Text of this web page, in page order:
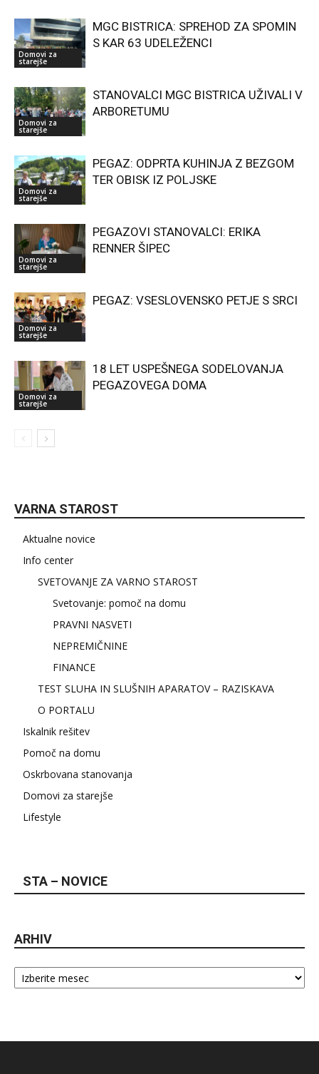
Domovi za
starejše
MGC BISTRICA: SPREHOD ZA SPOMIN
S KAR 63 UDELEŽENCI
Domovi za
starejše
STANOVALCI MGC BISTRICA UŽIVALI V
ARBORETUMU
Domovi za
starejše
PEGAZ: ODPRTA KUHINJA Z BEZGOM
TER OBISK IZ POLJSKE
Domovi za
starejše
PEGAZOVI STANOVALCI: ERIKA
RENNER ŠIPEC
Domovi za
starejše
PEGAZ: VSESLOVENSKO PETJE S SRCI
Domovi za
starejše
18 LET USPEŠNEGA SODELOVANJA
PEGAZOVEGA DOMA
VARNA STAROST
Aktualne novice
Info center
SVETOVANJE ZA VARNO STAROST
Svetovanje: pomoč na domu
PRAVNI NASVETI
NEPREMIČNINE
FINANCE
TEST SLUHA IN SLUŠNIH APARATOV – RAZISKAVA
O PORTALU
Iskalnik rešitev
Pomoč na domu
Oskrbovana stanovanja
Domovi za starejše
Lifestyle
STA – NOVICE
ARHIV
Arhiv